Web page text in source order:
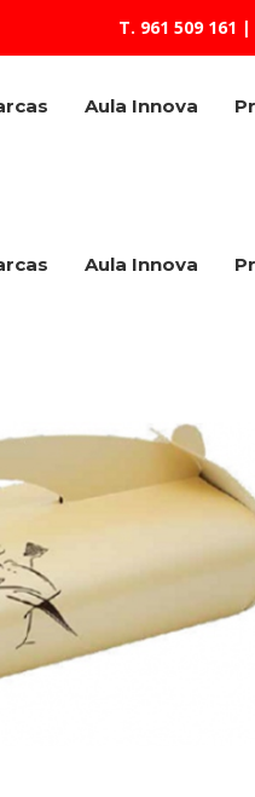
T. 961 509 161 |
Aula Innova
Aula Innova